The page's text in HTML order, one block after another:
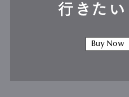
行きた
Buy Now